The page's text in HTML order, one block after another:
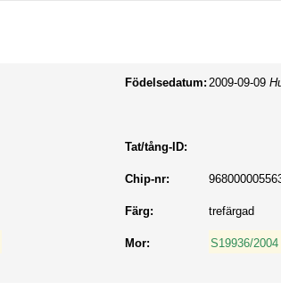
Födelsedatum: 2009-09-09
Tat/tång-ID:
Chip-nr:
Färg: trefärgad
Mor: S19936/2004